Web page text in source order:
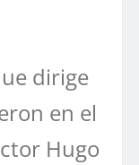
dirige
en el
Hugo